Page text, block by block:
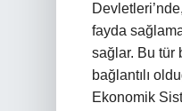
fayda
sağlar. Bu tür
bağlantılı
Ekonomik